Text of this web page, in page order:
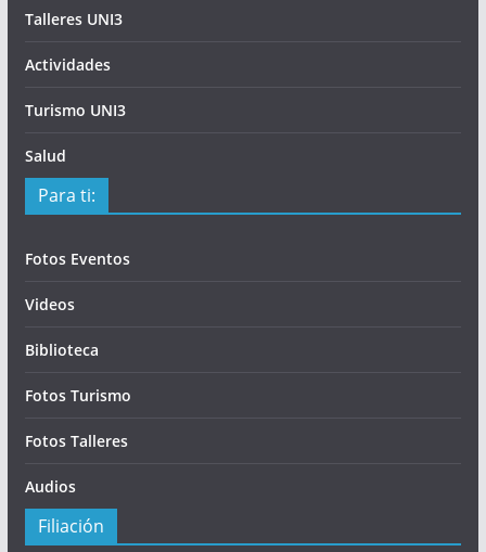
Talleres UNI3
Actividades
Turismo UNI3
Salud
Para ti:
Fotos Eventos
Videos
Biblioteca
Fotos Turismo
Fotos Talleres
Audios
Filiación